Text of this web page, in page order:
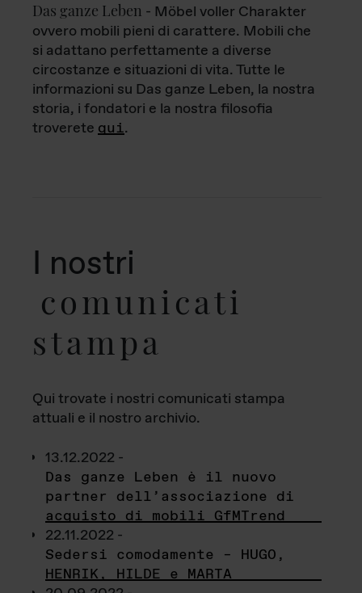
Das ganze Leben - Möbel voller Charakter
ovvero mobili pieni di carattere. Mobili che
si adattano perfettamente a diverse
circostanze e situazioni di vita. Tutte le
informazioni su Das ganze Leben, la nostra
storia, i fondatori e la nostra filosofia
troverete qui.
I nostri
comunicati
stampa
Qui trovate i nostri comunicati stampa
attuali e il nostro archivio.
13.12.2022 -
Das ganze Leben è il nuovo
partner dell’associazione di
acquisto di mobili GfMTrend
22.11.2022 -
Sedersi comodamente – HUGO,
HENRIK, HILDE e MARTA